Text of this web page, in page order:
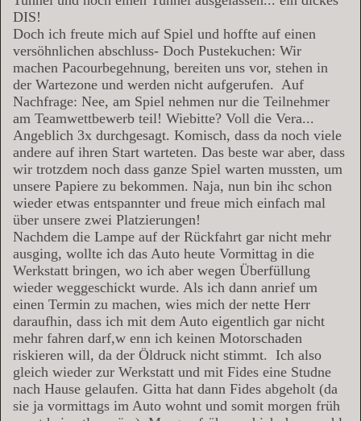
DIS!
Doch ich freute mich auf Spiel und hoffte auf einen
versöhnlichen abschluss- Doch Pustekuchen: Wir
machen Pacourbegehnung, bereiten uns vor, stehen in
der Wartezone und werden nicht aufgerufen. Auf
Nachfrage: Nee, am Spiel nehmen nur die Teilnehmer
am Teamwettbewerb teil! Wiebitte? Voll die Vera...
Angeblich 3x durchgesagt. Komisch, dass da noch viele
andere auf ihren Start warteten. Das beste war aber, dass
wir trotzdem noch dass ganze Spiel warten mussten, um
unsere Papiere zu bekommen. Naja, nun bin ihc schon
wieder etwas entspannter und freue mich einfach mal
über unsere zwei Platzierungen!
Nachdem die Lampe auf der Rückfahrt gar nicht mehr
ausging, wollte ich das Auto heute Vormittag in die
Werkstatt bringen, wo ich aber wegen Überfüllung
wieder weggeschickt wurde. Als ich dann anrief um
einen Termin zu machen, wies mich der nette Herr
daraufhin, dass ich mit dem Auto eigentlich gar nicht
mehr fahren darf,w enn ich keinen Motorschaden
riskieren will, da der Öldruck nicht stimmt. Ich also
gleich wieder zur Werkstatt und mit Fides eine Studne
nach Hause gelaufen. Gitta hat dann Fides abgeholt (da
sie ja vormittags im Auto wohnt und somit morgen früh